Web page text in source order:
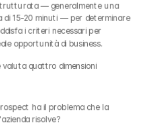
— generalmente una
di 15-20 minuti — per determinare
i criteri necessari per
opportunità di business.
valuta quattro dimensioni
ha il problema che la
risolve?